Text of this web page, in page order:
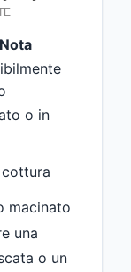
Nota
o in
macinato
una
o un